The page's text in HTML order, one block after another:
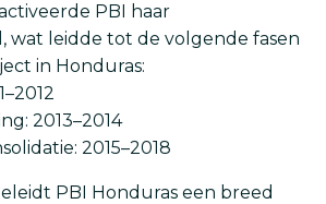
PBI haar
wat leidde tot de volgende fasen
in Honduras:
2013–2014
2015–2018
PBI Honduras een breed